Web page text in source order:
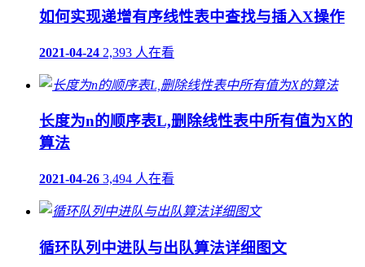
如何实现递增有序线性表中查找与插入X操作
2021-04-24 2,393 人在看
长度为n的顺序表L,删除线性表中所有值为X的
算法
2021-04-26 3,494 人在看
循环队列中进队与出队算法详细图文